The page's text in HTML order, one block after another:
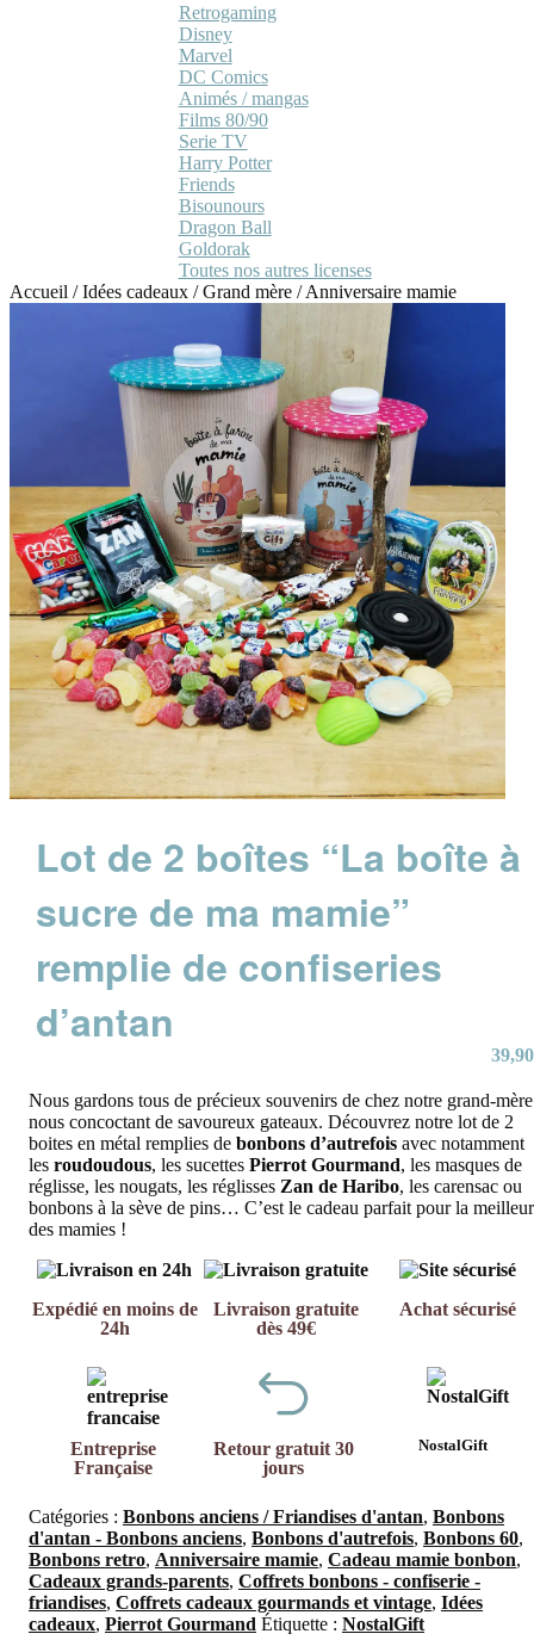
Retrogaming
Disney
Marvel
DC Comics
Animés / mangas
Films 80/90
Serie TV
Harry Potter
Friends
Bisounours
Dragon Ball
Goldorak
Toutes nos autres licenses
Accueil /Idées cadeaux /Grand mère /Anniversaire mamie
Lot de 2 boîtes “La boîte à
sucre de ma mamie”
remplie de confiseries
d’antan
39,90
Nous gardons tous de précieux souvenirs de chez notre grand-mère
nous concoctant de savoureux gateaux. Découvrez notre lot de 2
boites en métal remplies de bonbons d’autrefois avec notamment
les roudoudous, les sucettes Pierrot Gourmand, les masques de
réglisse, les nougats, les réglisses Zan de Haribo, les carensac ou
bonbons à la sève de pins… C’est le cadeau parfait pour la
des mamies !
Expédié en moins de
24h
Livraison gratuite
dès 49€
Achat sécurisé
Entreprise
Française
Retour gratuit 30
jours
NostalGift
Catégories : Bonbons anciens / Friandises d'antan, Bonbons
d'antan - Bonbons anciens, Bonbons d'autrefois, Bonbons 60,
Bonbons retro, Anniversaire mamie, Cadeau mamie bonbon,
Cadeaux grands-parents, Coffrets bonbons - confiserie -
friandises, Coffrets cadeaux gourmands et vintage, Idées
cadeaux, Pierrot Gourmand Étiquette : NostalGift